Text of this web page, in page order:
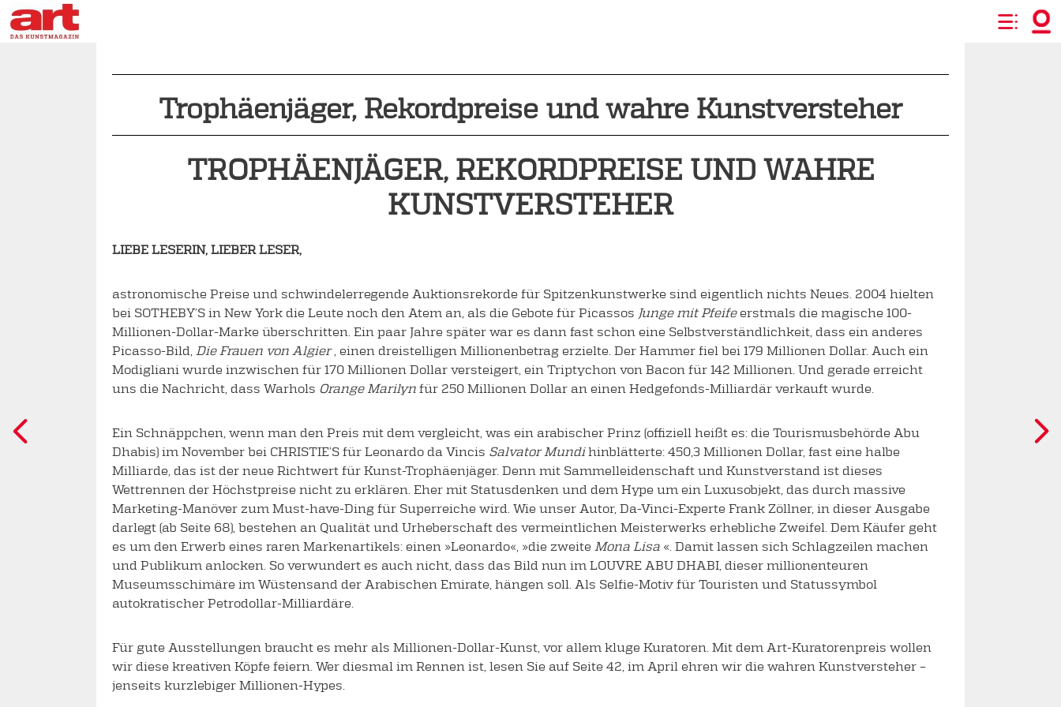
Trophäenjäger, Rekordpreise und wahre Kunstversteher
TROPHÄENJÄGER, REKORDPREISE UND WAHRE
KUNSTVERSTEHER
LIEBE LESERIN, LIEBER LESER,
astronomische Preise und schwindelerregende Auktionsrekorde für Spitzenkunstwerke sind eigentlich nichts Neues. 2004 hielten
bei SOTHEBY’S in New York die Leute noch den Atem an, als die Gebote für Picassos Junge mit Pfeifeerstmals die magische 100-
Millionen-Dollar-Marke überschritten. Ein paar Jahre später war es dann fast schon eine Selbstverständlichkeit, dass ein anderes
Picasso-Bild, Die Frauen von Algier, einen dreistelligen Millionenbetrag erzielte. Der Hammer fiel bei 179 Millionen Dollar. Auch ein
Modigliani wurde inzwischen für 170 Millionen Dollar versteigert, ein Triptychon von Bacon für 142 Millionen. Und gerade erreicht
uns die Nachricht, dass Warhols Orange Marilyn für 250 Millionen Dollar an einen Hedgefonds-Milliardär verkauft wurde.
Ein Schnäppchen, wenn man den Preis mit dem vergleicht, was ein arabischer Prinz (offiziell heißt es: die Tourismusbehörde Abu
Dhabis) im November bei CHRISTIE’S für Leonardo da Vincis Salvator Mundihinblätterte: 450,3 Millionen Dollar, fast eine halbe
Milliarde, das ist der neue Richtwert für Kunst-Trophäenjäger. Denn mit Sammelleidenschaft und Kunstverstand ist dieses
Wettrennen der Höchstpreise nicht zu erklären. Eher mit Statusdenken und dem Hype um ein Luxusobjekt, das durch massive
Marketing-Manöver zum Must-have-Ding für Superreiche wird. Wie unser Autor, Da-Vinci-Experte Frank Zöllner, in dieser Ausgabe
darlegt (ab Seite 68), bestehen an Qualität und Urheberschaft des vermeintlichen Meisterwerks erhebliche Zweifel. Dem Käufer geht
es um den Erwerb eines raren Markenartikels: einen »Leonardo«, »die zweite Mona Lisa «. Damit lassen sich Schlagzeilen machen
und Publikum anlocken. So verwundert es auch nicht, dass das Bild nun im LOUVRE ABU DHABI, dieser millionenteuren
Museumsschimäre im Wüstensand der Arabischen Emirate, hängen soll. Als Selfie-Motiv für Touristen und Statussymbol
autokratischer Petrodollar-Milliardäre.
Für gute Ausstellungen braucht es mehr als Millionen-Dollar-Kunst, vor allem kluge Kuratoren. Mit dem Art-Kuratorenpreis wollen
wir diese kreativen Köpfe feiern. Wer diesmal im Rennen ist, lesen Sie auf Seite 42, im April ehren wir die wahren Kunstversteher –
jenseits kurzlebiger Millionen-Hypes.